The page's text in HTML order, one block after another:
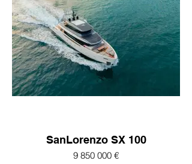
SanLorenzo SX 100
9 850 000 €